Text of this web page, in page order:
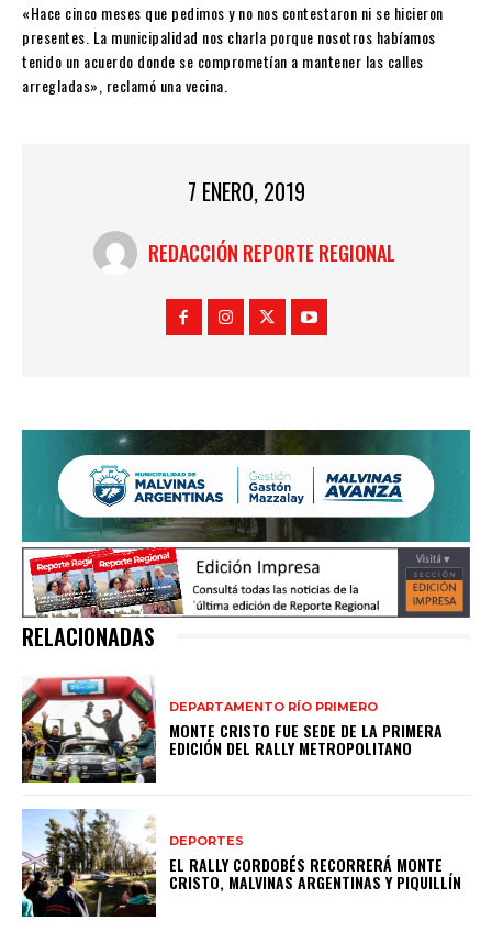
«Hace cinco meses que pedimos y no nos contestaron ni se hicieron
presentes. La municipalidad nos charla porque nosotros habíamos
tenido un acuerdo donde se comprometían a mantener las calles
arregladas», reclamó una vecina.
7 ENERO, 2019
REDACCIÓN REPORTE REGIONAL
RELACIONADAS
DEPARTAMENTO RÍO PRIMERO
MONTE CRISTO FUE SEDE DE LA PRIMERA
EDICIÓN DEL RALLY METROPOLITANO
DEPORTES
EL RALLY CORDOBÉS RECORRERÁ MONTE
CRISTO, MALVINAS ARGENTINAS Y PIQUILLÍN